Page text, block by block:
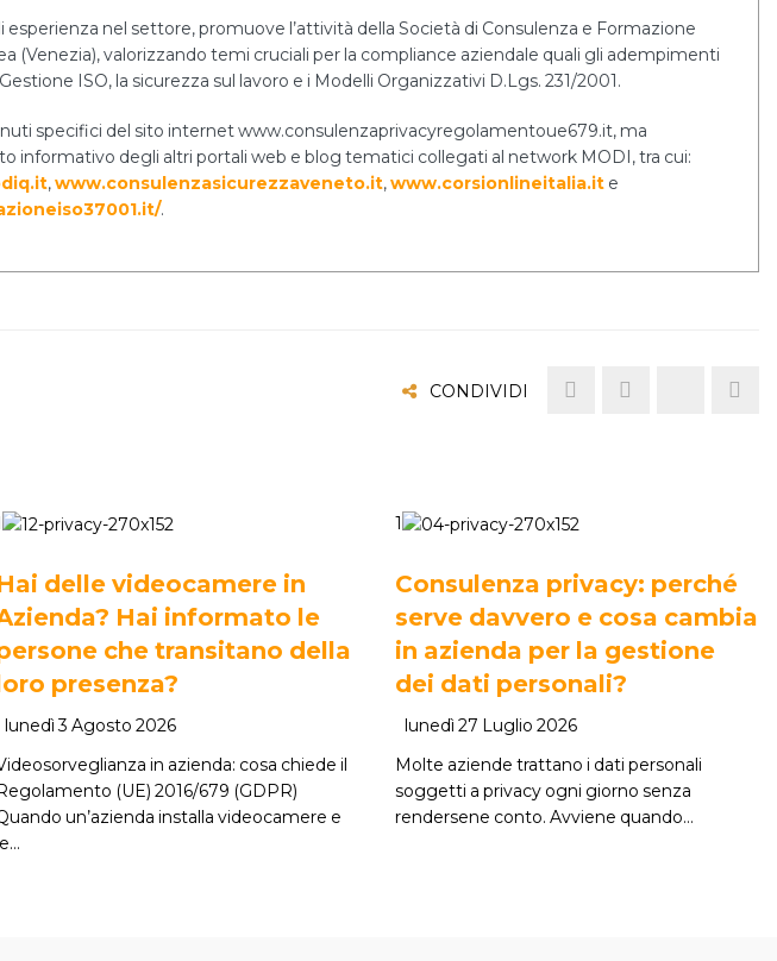
nel settore, promuove l’attività della Società di Consulenza e Formazione
(Venezia), valorizzando temi cruciali per la compliance aziendale quali gli adempimenti
ISO, la sicurezza sul lavoro e i Modelli Organizzativi D.Lgs. 231/2001.
specifici del sito internet www.consulenzaprivacyregolamentoue679.it, ma
informativo degli altri portali web e blog tematici collegati al network MODI, tra cui:
,www.consulenzasicurezzaveneto.it,www.corsionlineitalia.it e
.
CONDIVIDI
delle videocamere in
Hai informato le
che transitano della
presenza?
lunedì 3 Agosto 2026
in azienda: cosa chiede il
(UE) 2016/679 (GDPR)
un’azienda installa videocamere e
1
Consulenza privacy: perché
serve davvero e cosa cambia
in azienda per la gestione
dei dati personali?
lunedì 27 Luglio 2026
Molte aziende trattano i dati personali
soggetti a privacy ogni giorno senza
rendersene conto. Avviene quando…